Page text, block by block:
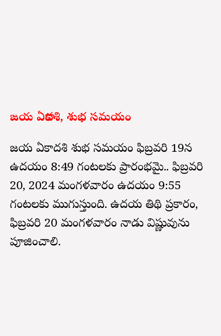
జయ ఏకాదశి, శుభ సమయం
జయ ఏకాదశి శుభ సమయం ఫిబ్రవరి 19న
ఉదయం 8:49 గంటలకు ప్రారంభమై.. ఫిబ్రవరి
20, 2024 మంగళవారం ఉదయం 9:55
గంటలకు ముగుస్తుంది. ఉదయ తిథి ప్రకారం,
ఫిబ్రవరి 20 మంగళవారం నాడు విష్ణువును
పూజించాలి.